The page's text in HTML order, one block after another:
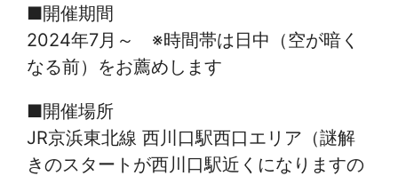
■開催期間
2024年7月～ ※時間帯は日中（空が暗く
なる前）をお薦めします
■開催場所
JR京浜東北線 西川口駅西口エリア（謎解
きのスタートが西川口駅近くになりますの